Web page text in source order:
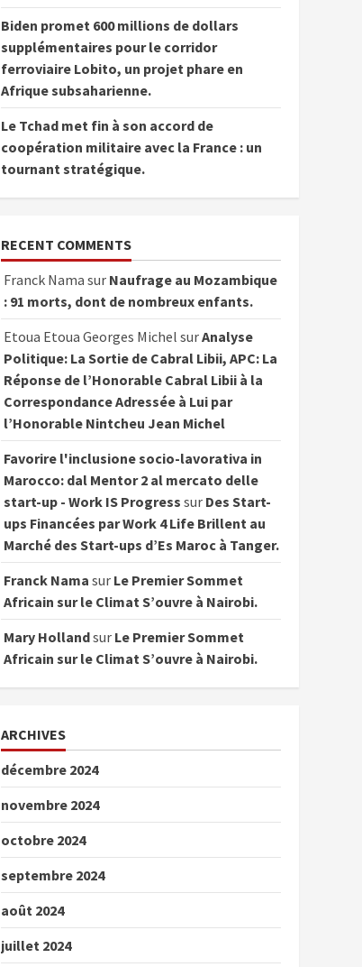
Biden promet 600 millions de dollars
supplémentaires pour le corridor
ferroviaire Lobito, un projet phare en
Afrique subsaharienne.
Le Tchad met fin à son accord de
coopération militaire avec la France : un
tournant stratégique.
RECENT COMMENTS
Franck Nama sur Naufrage au Mozambique
: 91 morts, dont de nombreux enfants.
Etoua Etoua Georges Michel surAnalyse
Politique: La Sortie de Cabral Libii, APC: La
Réponse de l’Honorable Cabral Libii à la
Correspondance Adressée à Lui par
l’Honorable Nintcheu Jean Michel
Favorire l'inclusione socio-lavorativa in
Marocco: dal Mentor 2 al mercato delle
start-up - Work IS Progress sur Des Start-
ups Financées par Work 4 Life Brillent au
Marché des Start-ups d’Es Maroc à Tanger.
Franck Nama sur Le Premier Sommet
Africain sur le Climat S’ouvre à Nairobi.
Mary Hollandsur Le Premier Sommet
Africain sur le Climat S’ouvre à Nairobi.
ARCHIVES
décembre 2024
novembre 2024
octobre 2024
septembre 2024
août 2024
juillet 2024